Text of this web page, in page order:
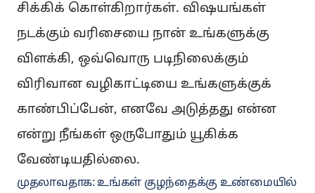
சிக்கிக் கொள்கிறார்கள். விஷயங்கள்
நடக்கும் வரிசையை நான் உங்களுக்கு
விளக்கி, ஒவ்வொரு படிநிலைக்கும்
விரிவான வழிகாட்டியை உங்களுக்குக்
காண்பிப்பேன், எனவே அடுத்தது என்ன
என்று நீங்கள் ஒருபோதும் யூகிக்க
வேண்டியதில்லை.
முதலாவதாக: உங்கள் குழந்தைக்கு உண்மையில்